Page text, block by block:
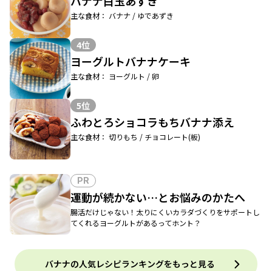
主な食材： バナナ / ゆであずき
4位
ヨーグルトバナナケーキ
主な食材： ヨーグルト / 卵
5位
ふわとろショコラもちバナナ添え
主な食材： 切りもち / チョコレート(板)
PR
運動が続かない…とお悩みのかたへ
腸活だけじゃない！太りにくいカラダづくりをサポートし
てくれるヨーグルトがあるってホント？
バナナの人気レシピランキングをもっと見る